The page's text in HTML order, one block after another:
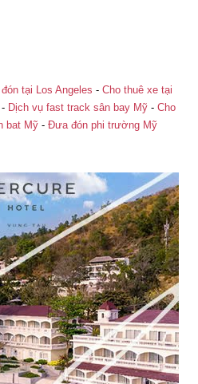
tại Los Angeles - Cho thuê xe tại
Dịch vụ fast track sân bay Mỹ- Cho
bat Mỹ- Đưa đón phi trường Mỹ